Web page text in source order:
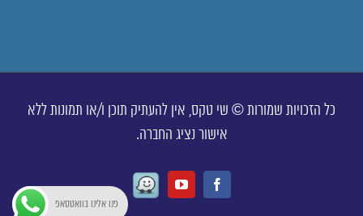
כל הזכויות שמורות © שי טקס, אין להעתיק תוכן ו/או תמונות ללא
אישור נציג החברה.
Facebook
Youtube
Waze
פנו אלינו בוואטסאפ